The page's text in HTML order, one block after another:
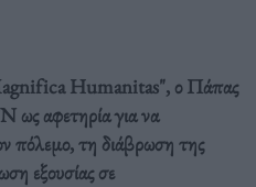
Humanitas", ο Πάπας
ως αφετηρία για να
πόλεμο, τη διάβρωση της
εξουσίας σε